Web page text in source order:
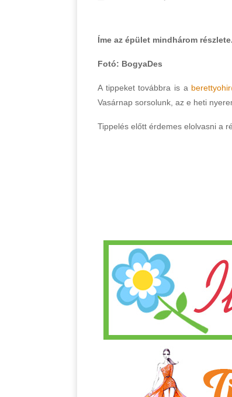
Íme az épület mindhárom
Fotó: BogyaDes
A tippeket továbbra is a
Vasárnap sorsolunk, az e heti
Tippelés előtt érdemes elolvasni a